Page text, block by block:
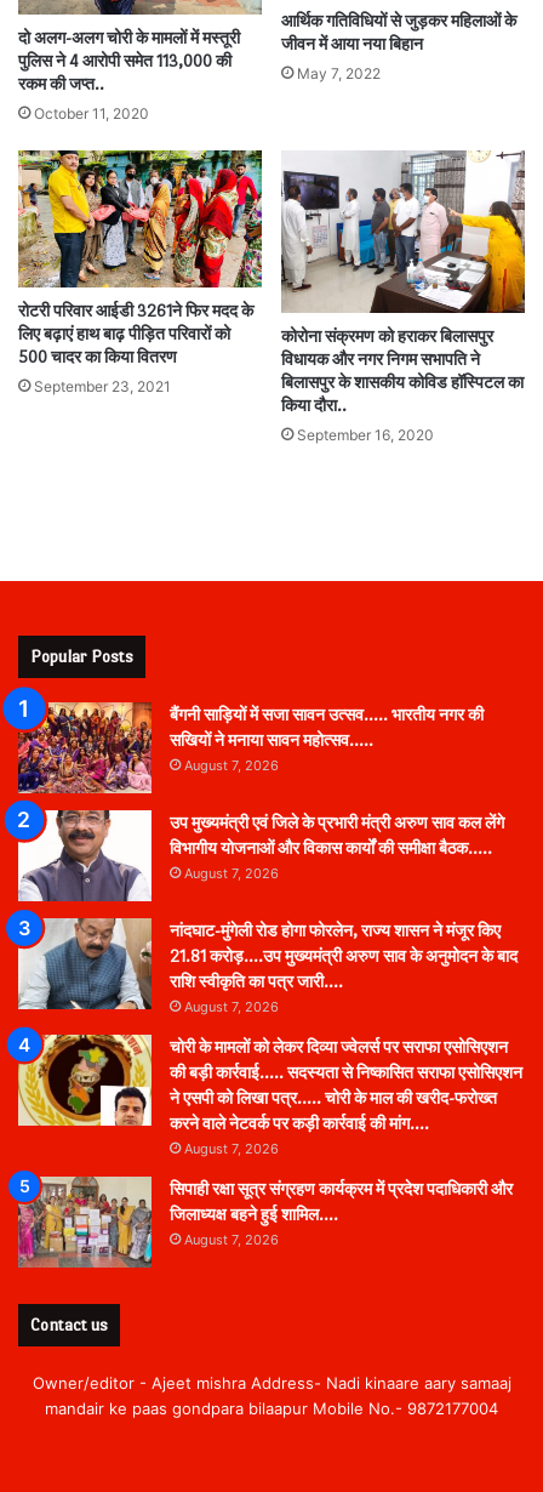
दो अलग-अलग चोरी के मामलों में मस्तूरी
पुलिस ने 4 आरोपी समेत 113,000 की
रकम की जप्त..
October 11, 2020
आर्थिक गतिविधियों से जुड़कर महिलाओं के
जीवन में आया नया बिहान
May 7, 2022
रोटरी परिवार आईडी 3261ने फिर मदद के
लिए बढ़ाएं हाथ बाढ़ पीड़ित परिवारों को
500 चादर का किया वितरण
September 23, 2021
कोरोना संक्रमण को हराकर बिलासपुर
विधायक और नगर निगम सभापति ने
बिलासपुर के शासकीय कोविड हॉस्पिटल का
किया दौरा..
September 16, 2020
Popular Posts
बैंगनी साड़ियों में सजा सावन उत्सव….. भारतीय नगर की
सखियों ने मनाया सावन महोत्सव…..
August 7, 2026
उप मुख्यमंत्री एवं जिले के प्रभारी मंत्री अरुण साव कल लेंगे
विभागीय योजनाओं और विकास कार्यों की समीक्षा बैठक…..
August 7, 2026
नांदघाट-मुंगेली रोड होगा फोरलेन, राज्य शासन ने मंजूर किए
21.81 करोड़….उप मुख्यमंत्री अरुण साव के अनुमोदन के बाद
राशि स्वीकृति का पत्र जारी….
August 7, 2026
चोरी के मामलों को लेकर दिव्या ज्वेलर्स पर सराफा एसोसिएशन
की बड़ी कार्रवाई….. सदस्यता से निष्कासित सराफा एसोसिएशन
ने एसपी को लिखा पत्र….. चोरी के माल की खरीद-फरोख्त
करने वाले नेटवर्क पर कड़ी कार्रवाई की मांग….
August 7, 2026
सिपाही रक्षा सूत्र संग्रहण कार्यक्रम में प्रदेश पदाधिकारी और
जिलाध्यक्ष बहने हुई शामिल….
August 7, 2026
Contact us
Owner/editor - Ajeet mishra Address- Nadi kinaare aary samaaj
mandair ke paas gondpara bilaapur Mobile No.- 9872177004